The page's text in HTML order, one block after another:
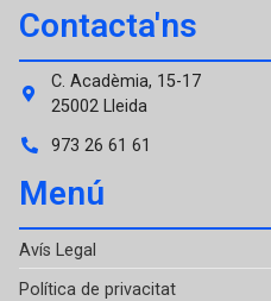
Contacta'ns
C. Acadèmia, 15-17
25002 Lleida
973 26 61 61
Menú
Avís Legal
Política de privacitat